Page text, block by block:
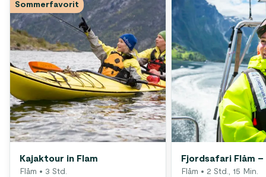
Sommerfavorit
Kajaktour in Flam
Flåm • 3 Std.
Fjordsafari Flåm –
Flåm • 2 Std., 15 Min.